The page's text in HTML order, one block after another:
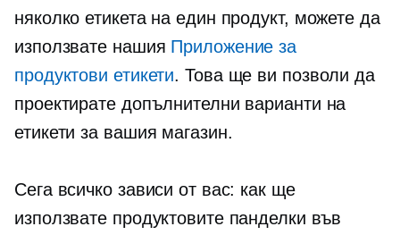
няколко етикета на един продукт, можете да
използвате нашия Приложение за
продуктови етикети. Това ще ви позволи да
проектирате допълнителни варианти на
етикети за вашия магазин.
Сега всичко зависи от вас: как ще
използвате продуктовите панделки във